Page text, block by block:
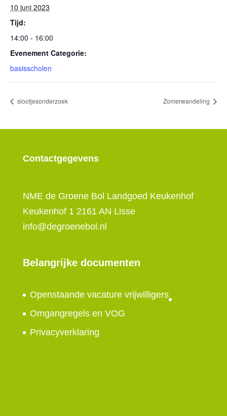
10 juni 2023
Tijd:
14:00 - 16:00
Evenement Categorie:
basisscholen
slootjesonderzoek Zomerwandeling
Contactgegevens
NME de Groene Bol Landgoed Keukenhof
Keukenhof 1 2161 AN Lisse
info@degroenebol.nl
Belangrijke documenten
Openstaande vacature vrijwilligers
Omgangregels en VOG
Privacyverklaring